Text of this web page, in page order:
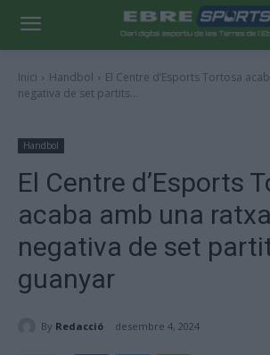
Inici Handbol
El Centre d’Esports Tortosa
negativa de set partits...
Handbol
El Centre d’Esports
acaba amb una ratxa
negativa de set
guanyar
By Redacció desembre 4, 2024